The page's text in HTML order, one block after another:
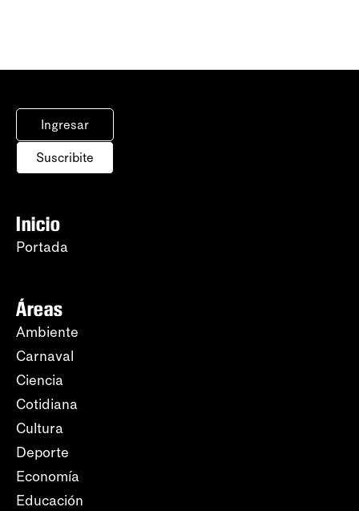
Ingresar
Suscribite
Inicio
Portada
Áreas
Ambiente
Carnaval
Ciencia
Cotidiana
Cultura
Deporte
Economía
Educación